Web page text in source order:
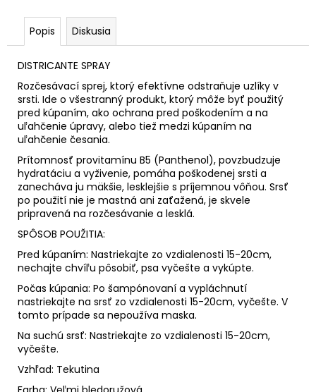
Popis Diskusia
DISTRICANTE SPRAY
Rozčesávací sprej, ktorý efektívne odstraňuje uzlíky v
srsti. Ide o všestranný produkt, ktorý môže byť použitý
pred kúpaním, ako ochrana pred poškodením a na
uľahčenie úpravy, alebo tiež medzi kúpaním na
uľahčenie česania.
Prítomnosť provitamínu B5 (Panthenol), povzbudzuje
hydratáciu a vyživenie, pomáha poškodenej srsti a
zanecháva ju mäkšie, lesklejšie s príjemnou vôňou. Srsť
po použití nie je mastná ani zaťažená, je skvele
pripravená na rozčesávanie a lesklá.
SPÔSOB POUŽITIA:
Pred kúpaním: Nastriekajte zo vzdialenosti 15-20cm,
nechajte chvíľu pôsobiť, psa vyčešte a vykúpte.
Počas kúpania: Po šampónovaní a vypláchnutí
nastriekajte na srsť zo vzdialenosti 15-20cm, vyčešte. V
tomto prípade sa nepoužíva maska.
Na suchú srsť: Nastriekajte zo vzdialenosti 15-20cm,
vyčešte.
Vzhľad: Tekutina